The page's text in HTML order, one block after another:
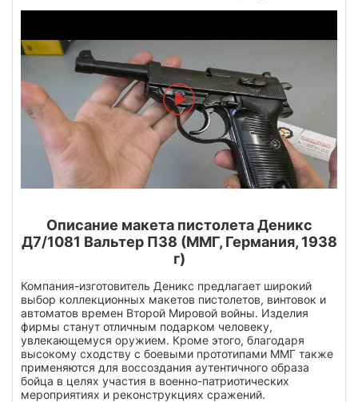
Описание макета пистолета Деникс
Д7/1081 Вальтер П38 (ММГ, Германия, 1938
г)
Компания-изготовитель Деникс предлагает широкий
выбор коллекционных макетов пистолетов, винтовок и
автоматов времен Второй Мировой войны. Изделия
фирмы станут отличным подарком человеку,
увлекающемуся оружием. Кроме этого, благодаря
высокому сходству с боевыми прототипами ММГ также
применяются для воссоздания аутентичного образа
бойца в целях участия в военно-патриотических
мероприятиях и реконструкциях сражений.